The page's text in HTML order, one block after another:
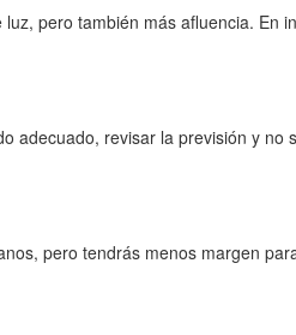
pero también más afluencia. En
adecuado, revisar la previsión y
pero tendrás menos margen